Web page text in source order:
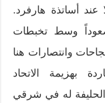
عند أساتذة هارفرد.
وسط تخبطات
وانتصارات هنا
بهزيمة الاتحاد
الحليفة له في شرقي